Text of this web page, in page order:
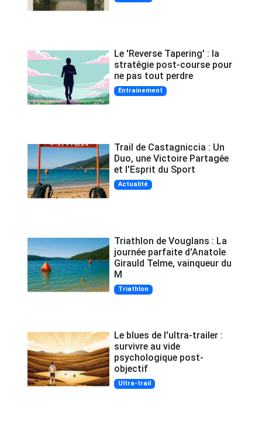
Le 'Reverse Tapering' : la
stratégie post-course pour
ne pas tout perdre
Entrainement
Trail de Castagniccia : Un
Duo, une Victoire Partagée
et l'Esprit du Sport
Actualité
Triathlon de Vouglans : La
journée parfaite d'Anatole
Girauld Telme, vainqueur du
M
Triathlon
Le blues de l'ultra-trailer :
survivre au vide
psychologique post-
objectif
Ultra-trail